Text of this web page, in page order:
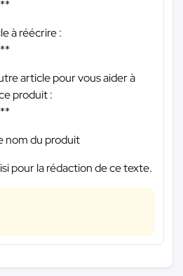
à réécrire :
article pour vous aider à
produit :
nom du produit
pour la rédaction de ce texte.